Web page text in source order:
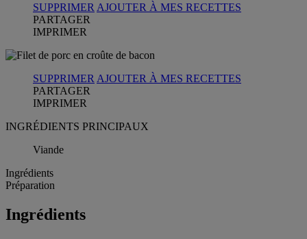
SUPPRIMER AJOUTER À MES RECETTES
PARTAGER
IMPRIMER
SUPPRIMER AJOUTER À MES RECETTES
PARTAGER
IMPRIMER
INGRÉDIENTS PRINCIPAUX
Viande
Ingrédients
Préparation
Ingrédients